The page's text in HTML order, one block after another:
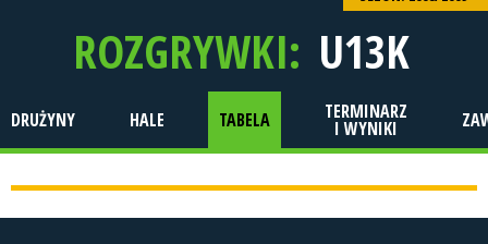
ROZGRYWKI: U13K
DRUŻYNY HALE TABELA TERMINARZ
I WYNIKI